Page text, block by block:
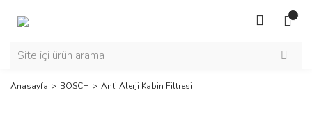
Anasayfa BOSCH Anti Alerji Kabin Filtresi